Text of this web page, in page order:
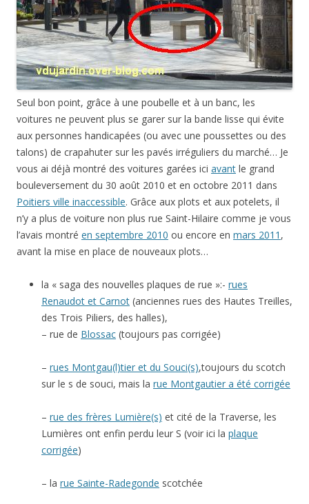
Seul bon point, grâce à une poubelle et à un banc, les
voitures ne peuvent plus se garer sur la bande lisse qui évite
aux personnes handicapées (ou avec une poussettes ou des
talons) de crapahuter sur les pavés irréguliers du marché… Je
vous ai déjà montré des voitures garées ici avant le grand
bouleversement du 30 août 2010 et en octobre 2011 dans
Poitiers ville inaccessible. Grâce aux plots et aux potelets, il
n’y a plus de voiture non plus rue Saint-Hilaire comme je vous
l’avais montré en septembre 2010 ou encore en mars 2011 ,
avant la mise en place de nouveaux plots…
la « saga des nouvelles plaques de rue »:- rues
Renaudot et Carnot (anciennes rues des Hautes Treilles,
des Trois Piliers, des halles),
– rue de Blossac (toujours pas corrigée)
– rues Montgau(l)tier et du Souci(s),toujours du scotch
sur le s de souci, mais la rue Montgautier a été corrigée
– rue des frères Lumière(s) et cité de la Traverse, les
Lumières ont enfin perdu leur S (voir ici la plaque
corrigée)
– la rue Sainte-Radegonde scotchée